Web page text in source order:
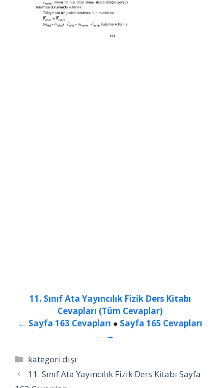
11. Sınıf Ata Yayıncılık Fizik Ders Kitabı
Cevapları (Tüm Cevaplar)
← Sayfa 163 Cevapları ● Sayfa 165 Cevapları
→
Kategoriler
kategori dışı
11. Sınıf Ata Yayıncılık Fizik Ders Kitabı Sayfa